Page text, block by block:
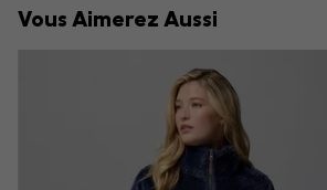
Vous Aimerez Aussi